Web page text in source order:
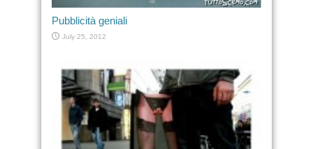
Pubblicità geniali
July 25, 2012